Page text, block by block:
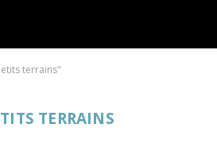
terrains"
TERRAINS